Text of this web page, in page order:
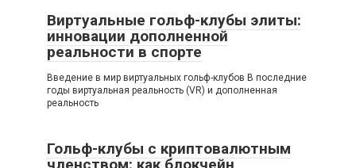
Виртуальные гольф-клубы элиты:
инновации дополненной
реальности в спорте
Введение в мир виртуальных гольф-клубов В последние
годы виртуальная реальность (VR) и дополненная
реальность
Гольф-клубы с криптовалютным